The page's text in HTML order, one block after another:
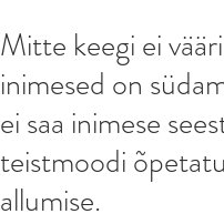
Mitte keegi ei
inimesed on
ei saa inimese
teistmoodi
allumise.